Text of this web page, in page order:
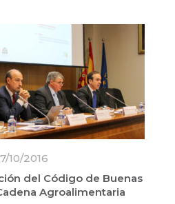
10/2016
del Código de Buenas
Agroalimentaria